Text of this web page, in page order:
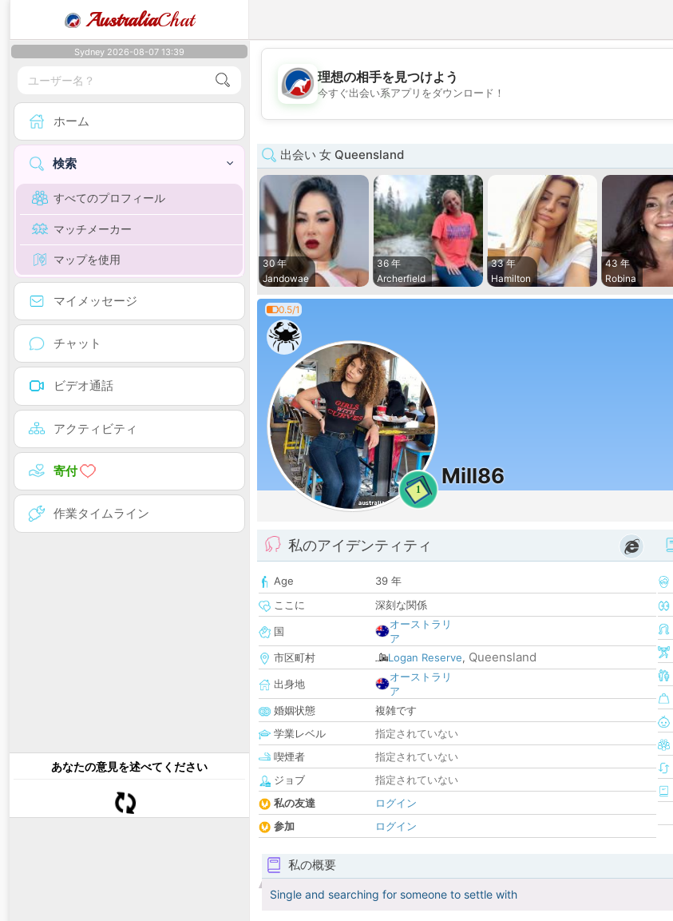
AustraliaChat
Sydney 2026-08-07 13:39
ホーム
検索
すべてのプロフィール
マッチメーカー
マップを使用
マイメッセージ
チャット
ビデオ通話
アクティビティ
寄付
作業タイムライン
あなたの意見を述べてください
💖
💕
理想の相手を見つけよう
今すぐ出会い系アプリをダウンロード！
出会い 女 Queensland
30 年
Jandowae
36 年
Archerfield
33 年
Hamilton
43 年
Robina
0.5/1
1
Mill86
私のアイデンティティ
Age
39 年
ここに
深刻な関係
国
オーストラリ
ア
市区町村
Logan Reserve, Queensland
出身地
オーストラリ
ア
婚姻状態
複雑です
学業レベル
指定されていない
喫煙者
指定されていない
ジョブ
指定されていない
私の友達
ログイン
参加
ログイン
私の概要
Single and searching for someone to settle with